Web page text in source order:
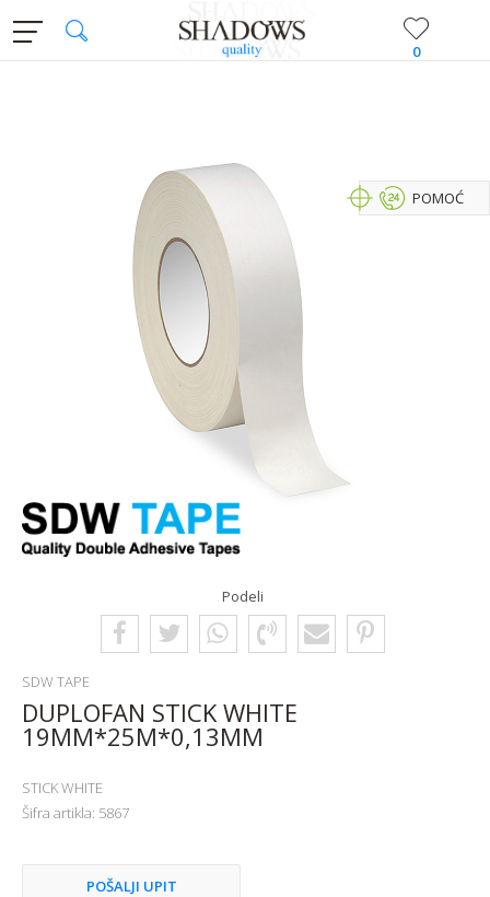
0
Podeli
SDW TAPE
DUPLOFAN STICK WHITE
19MM*25M*0,13MM
STICK WHITE
Šifra artikla: 5867
POŠALJI UPIT
POMOĆ